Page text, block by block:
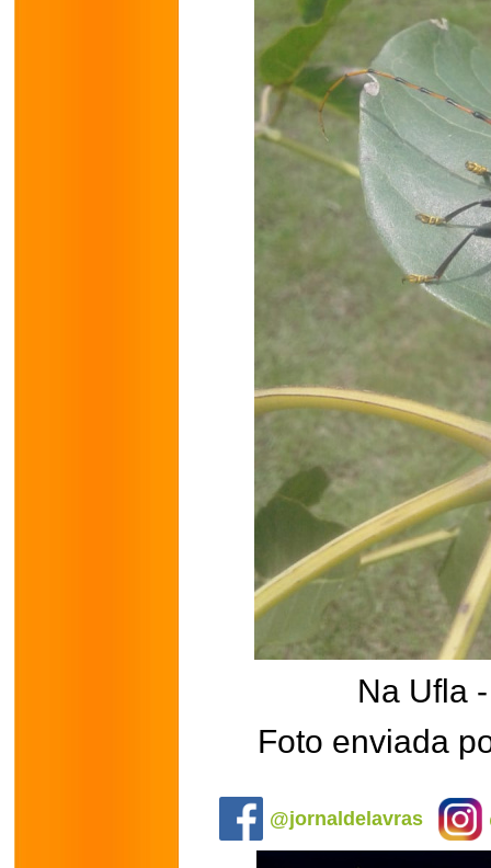
Na Ufla
Foto enviada
@jornaldelavras